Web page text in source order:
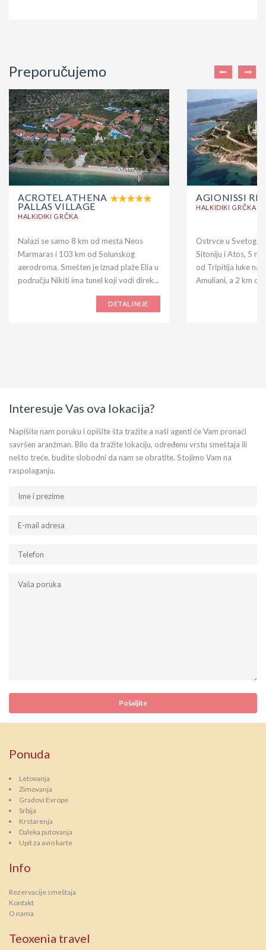
Preporučujemo
ACROTEL ATHENA
PALLAS VILLAGE
HALKIDIKI GRČKA
Nalazi se samo 8 km od mesta Neos
Marmaras i 103 km od Solunskog
aerodroma. Smešten je iznad plaže Elia u
području Nikiti ima tunel koji vodi direk...
DETALJNIJE
AGIONISSI
HALKIDIKI GRČKA
Ostrvce u
Sitoniju i Atos, 5
od Tripitija luke na
Amuliani, a 2 km od
Interesuje Vas ova lokacija?
Napišite nam poruku i opišite šta tražite a naši agenti će Vam pronaći
savršen aranžman. Bilo da tražite lokaciju, određenu vrstu smeštaja ili
nešto treće, budite slobodni da nam se obratite. Stojimo Vam na
raspolaganju.
Ponuda
Letovanja
Zimovanja
Gradovi Evrope
Srbija
Krstarenja
Daleka putovanja
Upit za avio karte
Info
Rezervacije smeštaja
Kontakt
O nama
Teoxenia travel